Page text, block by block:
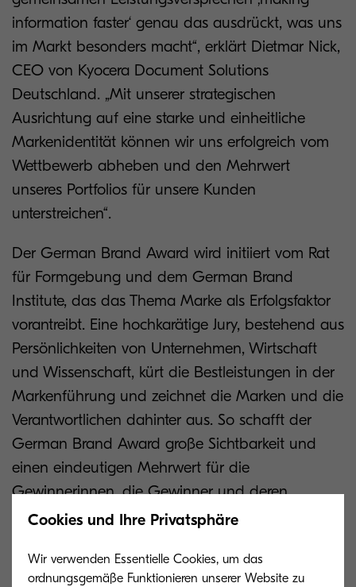
information faster‘ genau das ausdrückt, was uns
im Markt besonders macht“, erklärt Dietmar Nick,
CEO von Kyocera Document Solutions
Deutschland. „Mit unserer strategischen
Ausrichtung auf eine starke und einheitliche
Markenidentität können wir uns erfolgreich vom
Wettbewerb abheben und den Mehrwert
unseres Portfolios für unsere Kunden
unterstreichen“.
Der German Brand Award wird initiiert vom Rat
für Formgebung und dem German Brand
Institute, das das Thema Marke als Erfolgsfaktor
vorantreibt. Eine hochkarätige Jury, bestehend aus
Persönlichkeiten von Unternehmen, Wirtschaft
und Wissenschaft, kürt die Bestleistungen in der
Markenführung und zeichnet die Marken und die
Verantwortlichen dahinter aus. So schafft der
German Brand Award große Sichtbarkeit und
einen eindeutigen Mehrwert für die
Gewinnerinnen, die Gewinner und deren
Branchen.
Cookies und Ihre Privatsphäre
Wir verwenden Essentielle Cookies, um das
ordnungsgemäße Funktionieren unserer Website zu